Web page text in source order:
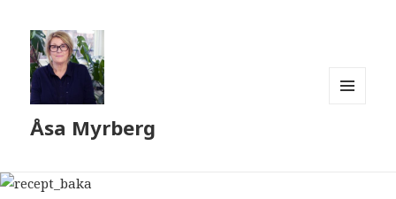
Åsa Myrberg